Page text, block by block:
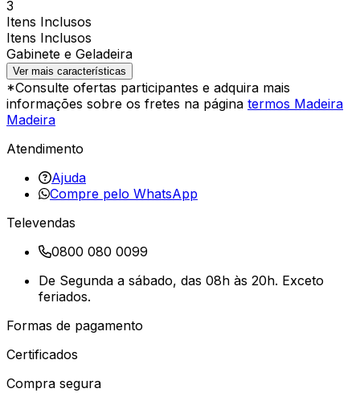
3
Itens Inclusos
Itens Inclusos
Gabinete e Geladeira
Ver mais características
*Consulte ofertas participantes e adquira mais
informações sobre os fretes na página termos Madeira
Madeira
Atendimento
Ajuda
Compre pelo WhatsApp
Televendas
0800 080 0099
De Segunda a sábado, das 08h às 20h. Exceto
feriados.
Formas de pagamento
Certificados
Compra segura